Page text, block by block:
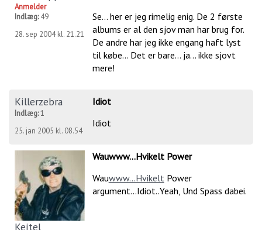
Anmelder
Indlæg:49
28. sep 2004 kl. 21.21
Se... her er jeg rimelig enig. De 2 første
albums er al den sjov man har brug for.
De andre har jeg ikke engang haft lyst
til købe... Det er bare... ja... ikke sjovt
mere!
Killerzebra
Indlæg:1
25. jan 2005 kl. 08.54
Idiot
Idiot
Keitel
Wauwww...Hvikelt Power
Wauwww...Hvikelt Power
argument...Idiot..Yeah, Und Spass dabei.